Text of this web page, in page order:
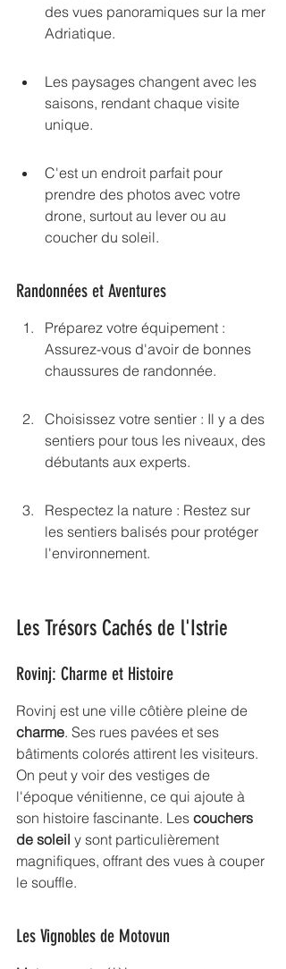
des vues panoramiques sur la mer
Adriatique.
Les paysages changent avec les
saisons, rendant chaque visite
unique.
C'est un endroit parfait pour
prendre des photos avec votre
drone, surtout au lever ou au
coucher du soleil.
Randonnées et Aventures
Préparez votre équipement :
Assurez-vous d'avoir de bonnes
chaussures de randonnée.
Choisissez votre sentier : Il y a des
sentiers pour tous les niveaux, des
débutants aux experts.
Respectez la nature : Restez sur
les sentiers balisés pour protéger
l'environnement.
Les Trésors Cachés de l'Istrie
Rovinj: Charme et Histoire
Rovinj est une ville côtière pleine de
charme. Ses rues pavées et ses
bâtiments colorés attirent les visiteurs.
On peut y voir des vestiges de
l'époque vénitienne, ce qui ajoute à
son histoire fascinante. Les couchers
de soleil y sont particulièrement
magnifiques, offrant des vues à couper
le souffle.
Les Vignobles de Motovun